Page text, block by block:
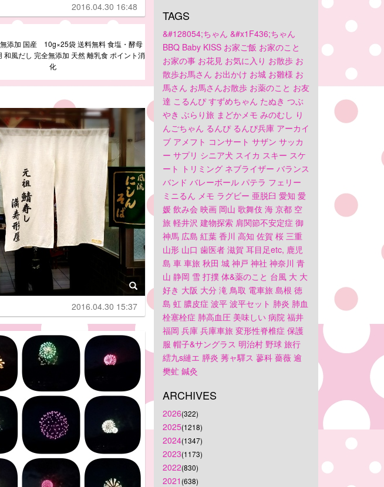
2016.04.30 16:48
添加 国産 10g×25袋 送料無料 食塩・酵母
和風だし 完全無添加 天然 離乳食 ポイント消
化
2016.04.30 15:37
TAGS
&#128054;ちゃん &#x1F436;ちゃん
BBQ Baby KISS お家ご飯 お家のこと
お家の事 お花見 お気に入り お散歩 お
散歩お馬さん お出かけ お城 お雛様 お
馬さん お馬さんお散歩 お薬のこと お友
達 こるんぴ すずめちゃん たぬき つぶ
やき ぶらり旅 まどかメモ みのむし り
んごちゃん るんぴ るんぴ兵庫 アーカイ
ブ アメフト コンサート サザン サッカ
ー サプリ シニア犬 スイカ スキー スケ
ート トリミング ネブライザー バランス
バンド バレーボール パテラ フェリー
ミニるん メモ ラグビー 亜脱臼 愛知 愛
媛 飲み会 映画 岡山 歌舞伎 海 京都 空
旅 軽井沢 建物探索 肩関節不安定症 御
神馬 広島 紅葉 香川 高知 佐賀 桜 三重
山形 山口 歯医者 滋賀 耳目足etc, 鹿児
島 車 車旅 秋田 城 神戸 神社 神奈川 青
山 静岡 雪 打撲 体&薬のこと 台風 大 大
好き 大阪 大分 滝 鳥取 電車旅 島根 徳
島 虹 膿皮症 波平 波平セット 肺炎 肺血
栓塞栓症 肺高血圧 美味しい 病院 福井
福岡 兵庫 兵庫車旅 変形性脊椎症 保護
服 帽子&サングラス 明治村 野球 旅行
繧九s縺エ 膵炎 莠ャ驛ス 蓼科 薔薇 逾
樊虻 鍼灸
ARCHIVES
2026(322)
2025(1218)
2024(1347)
2023(1173)
2022(830)
2021 (638)